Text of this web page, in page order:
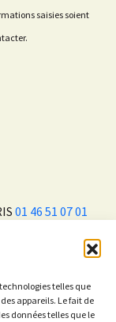
telles que
appareils. Le fait de
données telles que le
01 46 51 07 01
saisies soient